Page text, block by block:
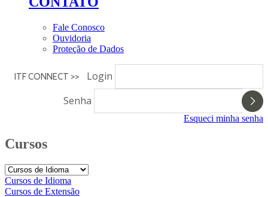
Fale Conosco
Ouvidoria
Proteção de Dados
ITF CONNECT >>
Login
Senha
Esqueci minha senha
Cursos
Cursos de Idioma
Cursos de Extensão